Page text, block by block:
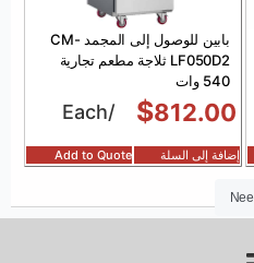
بابين للوصول إلى المجمد CM-
LF050D2 ثلاجة مطعم تجارية
540 وات
$812.00
/Each
إضافة إلى السلة Add to Quote